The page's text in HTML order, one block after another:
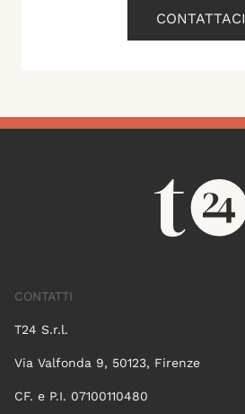
CONTATTACI
CONTATTI
T24 S.r.l.
Via Valfonda 9, 50123, Firenze
CF. e P.I. 07100110480